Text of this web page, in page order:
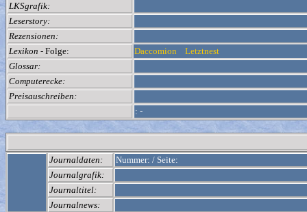
LKSgrafik:
Leserstory:
Rezensionen:
Lexikon - Folge: Daccomion
Letztnest
Glossar:
Computerecke:
Preisauschreiben:
: -
Journaldaten: Nummer: / Seite:
Journalgrafik:
Journaltitel:
Journalnews: